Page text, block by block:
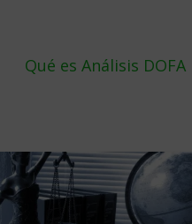
Qué es Análisis DOFA